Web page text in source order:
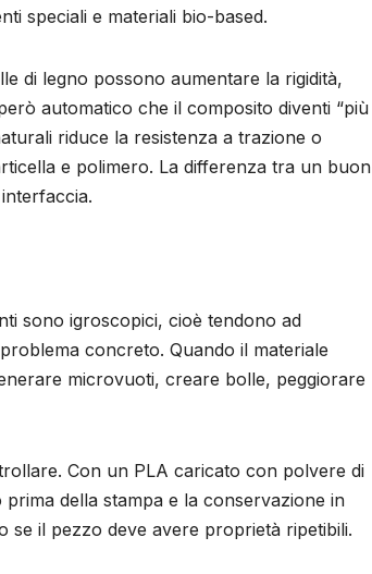
speciali e materiali bio-based.
di legno possono aumentare la rigidità,
automatico che il composito diventi “più
riduce la resistenza a trazione o
e polimero. La differenza tra un buon
sono igroscopici, cioè tendono ad
concreto. Quando il materiale
microvuoti, creare bolle, peggiorare
Con un PLA caricato con polvere di
della stampa e la conservazione in
se il pezzo deve avere proprietà ripetibili.